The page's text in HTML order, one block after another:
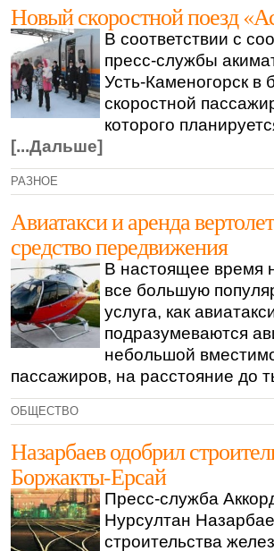
Новый скоростной поезд
В соответствии с
пресс-службы
Усть-Каменогорск
скоростной
которого
[...Дальше]
РАЗНОЕ
Авиатакси и аренда
средство передвижения
В настоящее время
все большую
услуга, как
подразумеваются
небольшой
пассажиров, на расстояние до
ОБЩЕСТВО
Назарбаев одобрил
Боржакты-Ерсай
Пресс-служба
Нурсултан
строительства